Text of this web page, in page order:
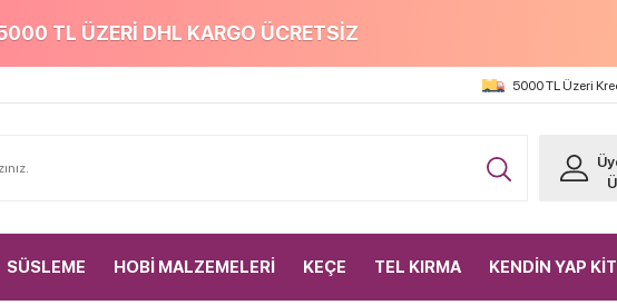
TL ÜZERİ DHL KARGO ÜCRETSİZ
5000 TL Üzeri
SÜSLEME HOBİ MALZEMELERİ KEÇE TEL KIRMA KENDİN YAP